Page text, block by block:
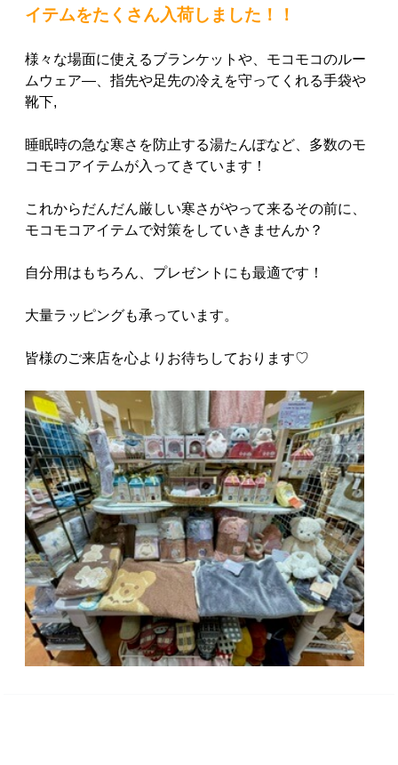
イテムをたくさん入荷しました！！
様々な場面に使えるブランケットや、モコモコのルー
ムウェア―、指先や足先の冷えを守ってくれる手袋や
靴下,
睡眠時の急な寒さを防止する湯たんぽなど、多数のモ
コモコアイテムが入ってきています！
これからだんだん厳しい寒さがやって来るその前に、
モコモコアイテムで対策をしていきませんか？
自分用はもちろん、プレゼントにも最適です！
大量ラッピングも承っています。
皆様のご来店を心よりお待ちしております♡